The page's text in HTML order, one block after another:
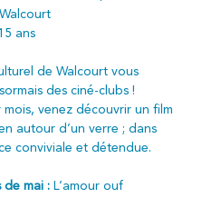
ans
de Walcourt vous
des ciné-clubs !
mois, venez découvrir un film
autour d’un verre ; dans
conviviale et détendue.
de mai : L’amour ouf